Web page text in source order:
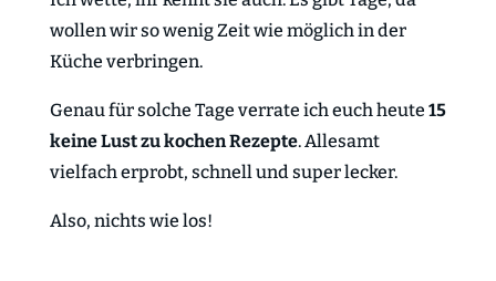
wollen wir so wenig Zeit wie möglich in der
Küche verbringen.
Genau für solche Tage verrate ich euch heute 15
keine Lust zu kochen Rezepte. Allesamt
vielfach erprobt, schnell und super lecker.
Also, nichts wie los!